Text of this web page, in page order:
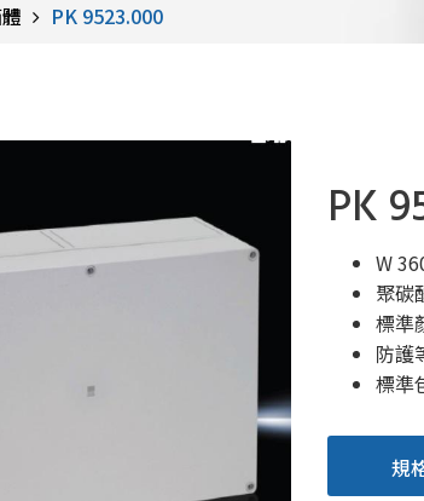
PK 9523.000
PK
W
聚碳
標準
防護
標準
規